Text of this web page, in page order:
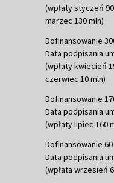
(wpłaty styczeń
marzec 130 mln)
Dofinansowanie
Data podpisania
(wpłaty kwiecień
czerwiec 10 mln)
Dofinansowanie
Data podpisania
(wpłaty lipiec 160
Dofinansowanie 60
Data podpisania
(wpłata wrzesień